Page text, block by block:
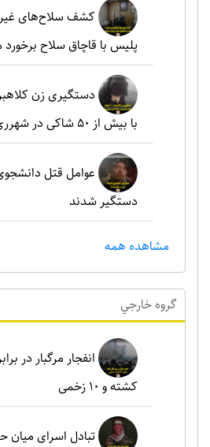
کشف سلاح‌های
پلیس با قاچاق سلاح
با بیش از ۵۰ شاکی در شهرری
عوامل قتل
دستگیر شدند
مشاهده همه
گروه خارجي
کشته و ۱۰ زخمی
تبادل اسرای میان